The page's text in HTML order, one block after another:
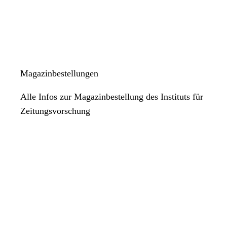
Magazinbestellungen
Alle Infos zur Magazinbestellung des Instituts für
Zeitungsvorschung